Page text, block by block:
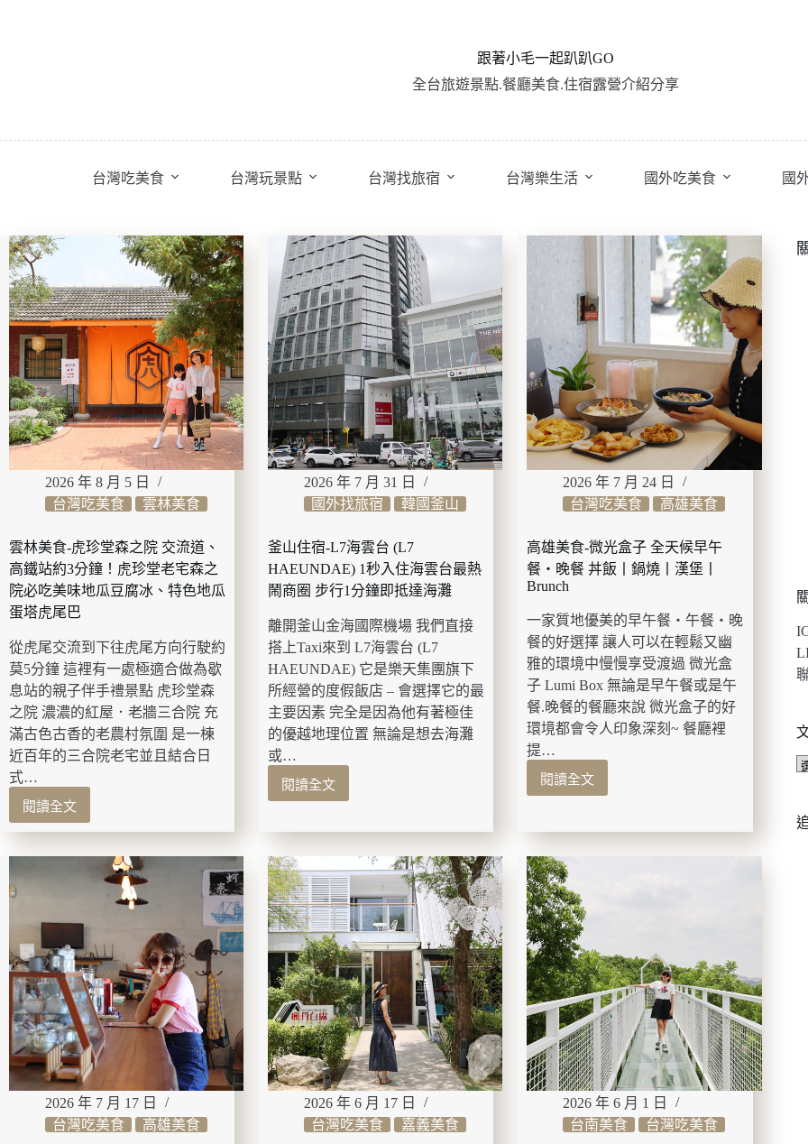
跟著小毛一起趴趴GO
全台旅遊景點.餐廳美食.住宿露營介紹分享
台灣吃美食 台灣玩景點 台灣找旅宿 台灣樂生活 國外吃美食 國
2026 年 8 月 5 日
台灣吃美食
雲林美食
雲林美食-虎珍堂森之院 交流道、
高鐵站約3分鐘！虎珍堂老宅森之
院必吃美味地瓜豆腐冰、特色地瓜
蛋塔虎尾巴
從虎尾交流到下往虎尾方向行駛約
莫5分鐘 這裡有一處極適合做為歇
息站的親子伴手禮景點 虎珍堂森
之院 濃濃的紅屋．老牆三合院 充
滿古色古香的老農村氛圍 是一棟
近百年的三合院老宅並且結合日
式…
閱讀全文
雲
林
堂
森
之
院
交
流
道、
高
鐵
站
約
3
2026 年 7 月 31 日
國外找旅宿
韓國釜山
釜山住宿-L7海雲台 (L7
HAEUNDAE) 1秒入住海雲台最熱
鬧商圈 步行1分鐘即抵達海灘
離開釜山金海國際機場 我們直接
搭上Taxi來到 L7海雲台 (L7
HAEUNDAE) 它是樂天集團旗下
所經營的度假飯店 – 會選擇它的最
主要因素 完全是因為他有著極佳
的優越地理位置 無論是想去海灘
或…
閱讀全文
釜
住
L7
海
雲
台
(L7
HAEUNDAE)
1
秒
入
住
海
雲
台
最
熱
2026 年 7 月 24 日
台灣吃美食
高雄美食
高雄美食-微光盒子 全天候早午
餐・晚餐 丼飯丨鍋燒丨漢堡丨
Brunch
一家質地優美的早午餐・午餐・晚
餐的好選擇 讓人可以在輕鬆又幽
雅的環境中慢慢享受渡過 微光盒
子 Lumi Box 無論是早午餐或是午
餐.晚餐的餐廳來說 微光盒子的好
環境都會令人印象深刻~ 餐廳裡
提…
閱讀全文
高
微
光
盒
子
全
天
候
早
午
餐・
晚
餐
丼
飯
丨
2026 年 7 月 17 日
台灣吃美食
高雄美食
2026 年 6 月 17 日
台灣吃美食
嘉義美食
2026 年 6 月 1 日
台南美食
台灣吃美食